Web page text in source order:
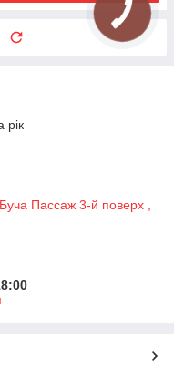
рік
Пассаж 3-й поверх ,